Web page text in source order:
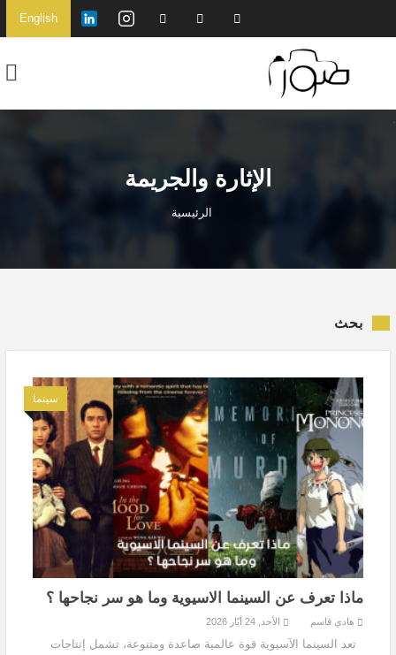
English
الإثارة والجريمة
الرئيسية
بحث
سينما
ماذا تعرف عن السينما الاسيوية وما هو سر نجاحها ؟
هادي قاسم الأحد, 24 أيّار 2026
تعد السينما الآسيوية قوة عالمية صاعدة ومتنوعة، تشمل إنتاجات